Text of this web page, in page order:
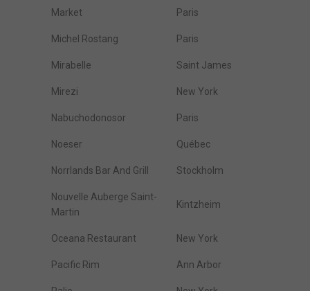
Market Paris
Michel Rostang Paris
Mirabelle Saint James
Mirezi New York
Nabuchodonosor Paris
Noeser Québec
Norrlands Bar And Grill Stockholm
Nouvelle Auberge Saint-
Martin
Kintzheim
Oceana Restaurant New York
Pacific Rim Ann Arbor